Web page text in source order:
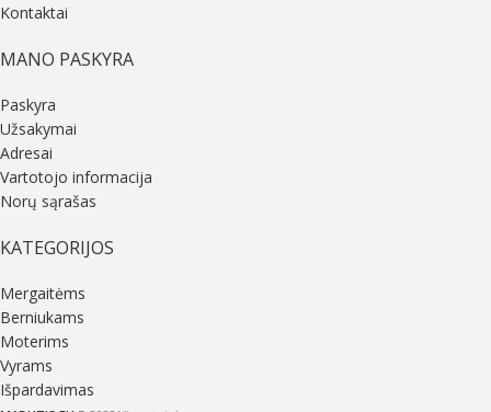
Kontaktai
MANO PASKYRA
Paskyra
Užsakymai
Adresai
Vartotojo informacija
Norų sąrašas
KATEGORIJOS
Mergaitėms
Berniukams
Moterims
Vyrams
Išpardavimas